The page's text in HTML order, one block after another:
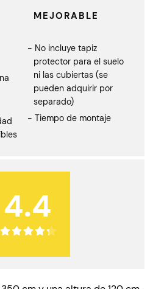
MEJORABLE
No incluye tapiz
protector para el suelo
ni las cubiertas (se
pueden adquirir por
separado)
Tiempo de montaje
4.4